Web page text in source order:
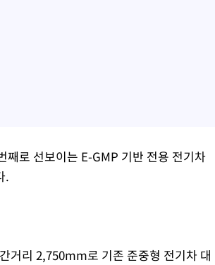
째로 선보이는 E-GMP 기반 전용 전기차
.
리 2,750mm로 기존 준중형 전기차 대